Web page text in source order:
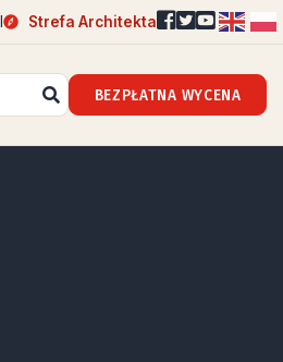
Strefa Architekta
BEZPŁATNA WYCENA